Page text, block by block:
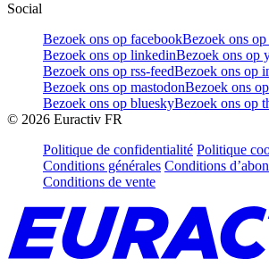
Social
Bezoek ons op facebookBezoek ons
Bezoek ons op linkedinBezoek ons op
Bezoek ons op rss-feedBezoek ons op
Bezoek ons op mastodonBezoek ons
Bezoek ons op blueskyBezoek ons op
© 2026 Euractiv FR
Politique de confidentialité Politique
Conditions générales Conditions
Conditions de vente